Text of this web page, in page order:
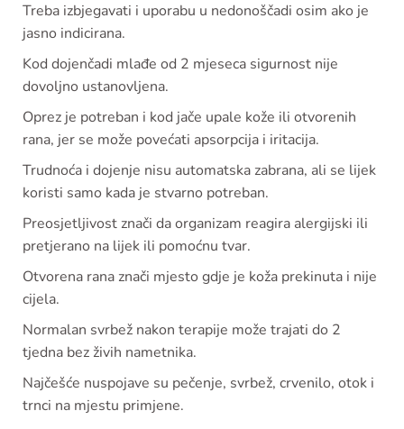
Treba izbjegavati i uporabu u nedonoščadi osim ako je
jasno indicirana.
Kod dojenčadi mlađe od 2 mjeseca sigurnost nije
dovoljno ustanovljena.
Oprez je potreban i kod jače upale kože ili otvorenih
rana, jer se može povećati apsorpcija i iritacija.
Trudnoća i dojenje nisu automatska zabrana, ali se lijek
koristi samo kada je stvarno potreban.
Preosjetljivost znači da organizam reagira alergijski ili
pretjerano na lijek ili pomoćnu tvar.
Otvorena rana znači mjesto gdje je koža prekinuta i nije
cijela.
Normalan svrbež nakon terapije može trajati do 2
tjedna bez živih nametnika.
Najčešće nuspojave su pečenje, svrbež, crvenilo, otok i
trnci na mjestu primjene.